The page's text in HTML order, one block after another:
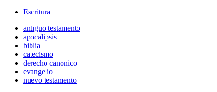
Escritura
antiguo testamento
apocalipsis
biblia
catecismo
derecho canonico
evangelio
nuevo testamento